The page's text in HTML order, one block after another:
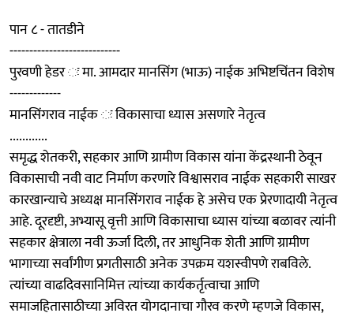
पान ८ - तातडीने
----------------------------
पुरवणी हेडर ः मा. आमदार मानसिंग (भाऊ) नाईक अभिष्टचिंतन विशेष
-------------
मानसिंगराव नाईक ः विकासाचा ध्यास असणारे नेतृत्व
............
समृद्ध शेतकरी, सहकार आणि ग्रामीण विकास यांना केंद्रस्थानी ठेवून
विकासाची नवी वाट निर्माण करणारे विश्वासराव नाईक सहकारी साखर
कारखान्याचे अध्यक्ष मानसिंगराव नाईक हे असेच एक प्रेरणादायी नेतृत्व
आहे. दूरदृष्टी, अभ्यासू वृत्ती आणि विकासाचा ध्यास यांच्या बळावर त्यांनी
सहकार क्षेत्राला नवी ऊर्जा दिली, तर आधुनिक शेती आणि ग्रामीण
भागाच्या सर्वांगीण प्रगतीसाठी अनेक उपक्रम यशस्वीपणे राबविले.
त्यांच्या वाढदिवसानिमित्त त्यांच्या कार्यकर्तृत्वाचा आणि
समाजहितासाठीच्या अविरत योगदानाचा गौरव करणे म्हणजे विकास,